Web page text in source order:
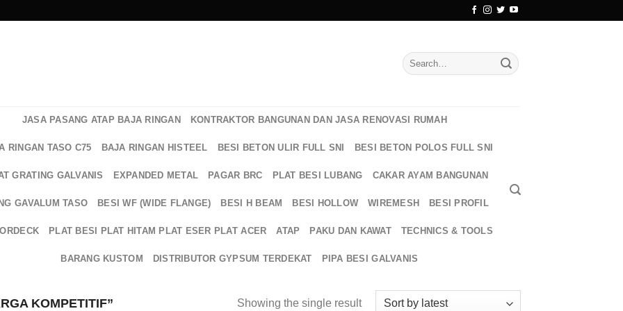
Search
for:
JASA PASANG ATAP BAJA RINGAN KONTRAKTOR BANGUNAN DAN JASA RENOVASI RUMAH
RINGAN TASO C75 BAJA RINGAN HISTEEL BESI BETON ULIR FULL SNI BESI BETON POLOS FULL SNI
GRATING GALVANIS EXPANDED METAL PAGAR BRC PLAT BESI LUBANG CAKAR AYAM BANGUNAN
GAVALUM TASO BESI WF (WIDE FLANGE) BESI H BEAM BESI HOLLOW WIREMESH BESI PROFIL
PLAT BESI PLAT HITAM PLAT ESER PLAT ACER ATAP PAKU DAN KAWAT TECHNICS & TOOLS
BARANG KUSTOM DISTRIBUTOR GYPSUM TERDEKAT PIPA BESI GALVANIS
KOMPETITIF” Showing the single result